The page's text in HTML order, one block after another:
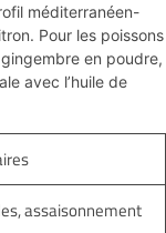
méditerranéen-
Pour les poissons
en poudre,
avec l’huile de
assaisonnement